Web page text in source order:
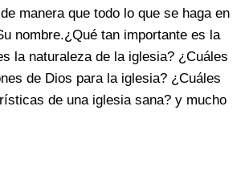
manera que todo lo que se haga en
nombre.¿Qué tan importante es la
la naturaleza de la iglesia? ¿Cuáles
de Dios para la iglesia? ¿Cuáles
de una iglesia sana? y mucho